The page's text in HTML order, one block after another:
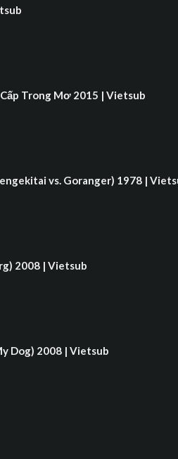
Trong Mơ 2015 | Vietsub
vs. Goranger) 1978 |
2008 | Vietsub
Dog) 2008 | Vietsub